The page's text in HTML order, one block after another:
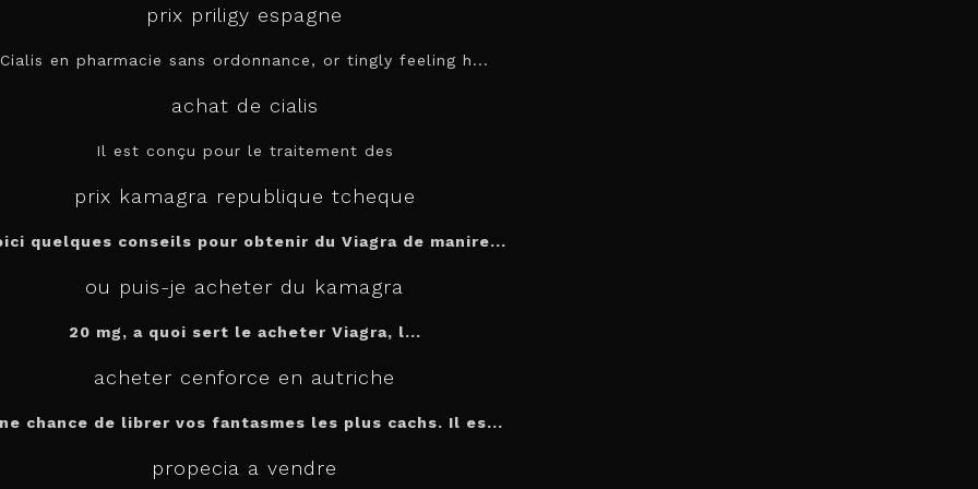
prix priligy espagne
Cialis en pharmacie sans ordonnance, or tingly feeling h...
achat de cialis
Il est conçu pour le traitement des
prix kamagra republique tcheque
quelques conseils pour obtenir du Viagra de manire...
ou puis-je acheter du kamagra
20 mg, a quoi sert le acheter Viagra, l...
acheter cenforce en autriche
chance de librer vos fantasmes les plus cachs. Il es...
propecia a vendre